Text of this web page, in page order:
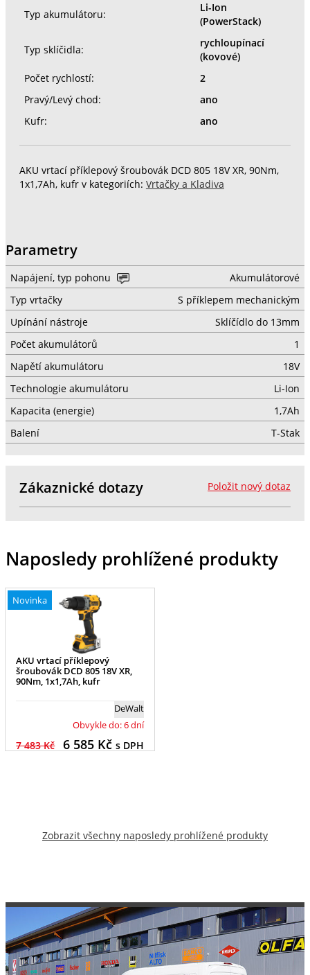
Typ akumulátoru:
Li-Ion
(PowerStack)
Typ sklíčidla:
rychloupínací
(kovové)
Počet rychlostí:
2
Pravý/Levý chod:
ano
Kufr:
ano
AKU vrtací příklepový šroubovák DCD 805 18V XR, 90Nm,
1x1,7Ah, kufr v kategoriích: Vrtačky a Kladiva
Parametry
Napájení, typ pohonu
Akumulátorové
Typ vrtačky
S příklepem mechanickým
Upínání nástroje
Sklíčídlo do 13mm
Počet akumulátorů
1
Napětí akumulátoru
18V
Technologie akumulátoru
Li-Ion
Kapacita (energie)
1,7Ah
Balení
T-Stak
Položit nový dotaz
Zákaznické dotazy
Naposledy prohlížené produkty
Novinka
AKU vrtací příklepový
šroubovák DCD 805 18V XR,
90Nm, 1x1,7Ah, kufr
DeWalt
Obvykle do: 6 dní
7 483 Kč 6 585Kč s DPH
Zobrazit všechny naposledy prohlížené produkty